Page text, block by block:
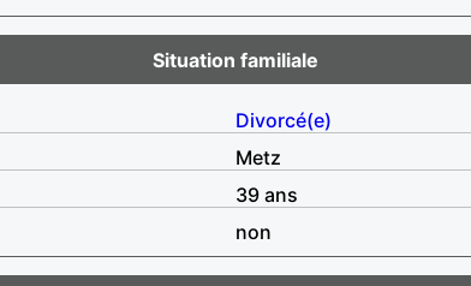
Situation familiale
Divorcé(e)
Metz
39 ans
non